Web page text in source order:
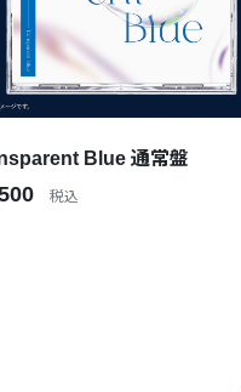
Blue 通常盤
税込